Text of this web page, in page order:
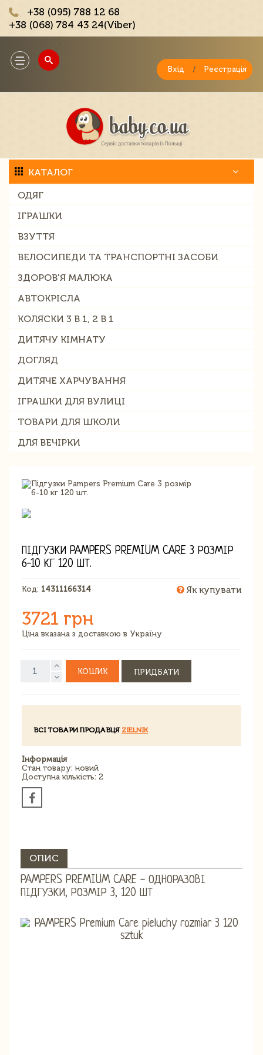
+38 (095) 788 12 68
+38 (068) 784 43 24(Viber)
Toggle
navigation
Вхід / Реєстрація
КАТАЛОГ
ОДЯГ
ІГРАШКИ
ВЗУТТЯ
ВЕЛОСИПЕДИ ТА ТРАНСПОРТНІ ЗАСОБИ
ЗДОРОВ'Я МАЛЮКА
АВТОКРІСЛА
КОЛЯСКИ 3 В 1, 2 В 1
ДИТЯЧУ КІМНАТУ
ДОГЛЯД
ДИТЯЧЕ ХАРЧУВАННЯ
ІГРАШКИ ДЛЯ ВУЛИЦІ
ТОВАРИ ДЛЯ ШКОЛИ
ДЛЯ ВЕЧІРКИ
ПІДГУЗКИ PAMPERS PREMIUM CARE 3 РОЗМІР
6-10 КГ 120 ШТ.
Код: 14311166314 Як купувати
3721 грн
Ціна вказана з доставкою в Україну
КОШИК ПРИДБАТИ
ВСІ ТОВАРИ ПРОДАВЦЯ ZIELNIK
Інформація
Стан товару: новий
Доступна кількість: 2
ОПИС
PAMPERS PREMIUM CARE - ОДНОРАЗОВІ
ПІДГУЗКИ, РОЗМІР 3, 120 ШТ